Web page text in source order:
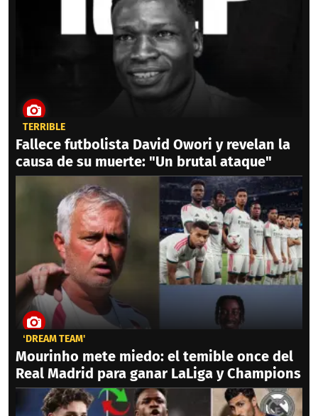
TERRIBLE
Fallece futbolista David Owori y revelan la
causa de su muerte: "Un brutal ataque"
‘DREAM TEAM'
Mourinho mete miedo: el temible once del
Real Madrid para ganar LaLiga y Champions